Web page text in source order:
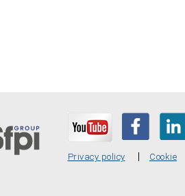
Privacy policy Cookie